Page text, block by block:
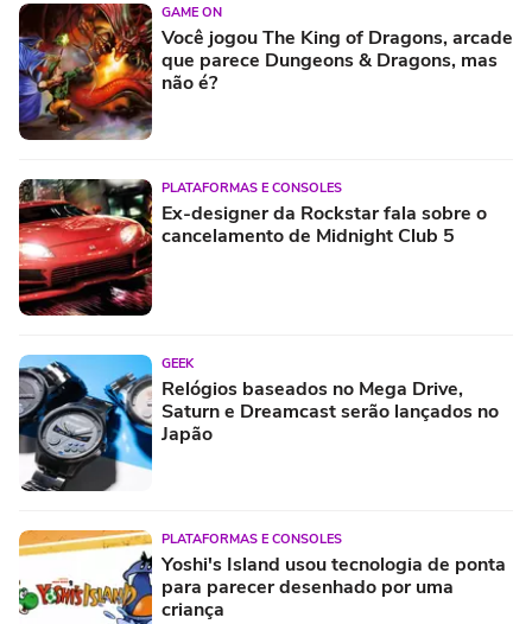
GAME ON
Você jogou The King of Dragons, arcade
que parece Dungeons & Dragons, mas
não é?
PLATAFORMAS E CONSOLES
Ex-designer da Rockstar fala sobre o
cancelamento de Midnight Club 5
GEEK
Relógios baseados no Mega Drive,
Saturn e Dreamcast serão lançados no
Japão
PLATAFORMAS E CONSOLES
Yoshi's Island usou tecnologia de ponta
para parecer desenhado por uma
criança